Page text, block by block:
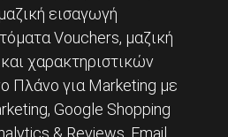
εισαγωγή
Vouchers, μαζική
χαρακτηριστικών
Πλάνο για Marketing με
Google Shopping
& Reviews, Email